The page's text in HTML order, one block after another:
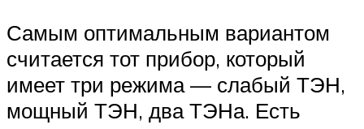
Самым оптимальным вариантом
считается тот прибор, который
имеет три режима — слабый ТЭН,
мощный ТЭН, дваТЭНа. Есть